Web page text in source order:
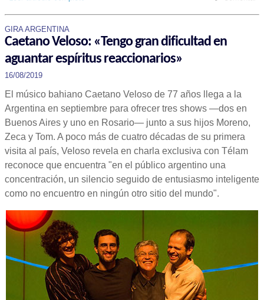
GIRA ARGENTINA
Caetano Veloso: «Tengo gran dificultad en
aguantar espíritus reaccionarios»
16/08/2019
El músico bahiano Caetano Veloso de 77 años llega a la
Argentina en septiembre para ofrecer tres shows —dos en
Buenos Aires y uno en Rosario— junto a sus hijos Moreno,
Zeca y Tom. A poco más de cuatro décadas de su primera
visita al país, Veloso revela en charla exclusiva con Télam
reconoce que encuentra "en el público argentino una
concentración, un silencio seguido de entusiasmo inteligente
como no encuentro en ningún otro sitio del mundo".